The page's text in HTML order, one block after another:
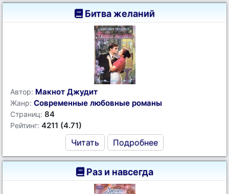
Битва желаний
Автор: Макнот Джудит
Жанр: Современные любовные романы
Страниц: 84
Рейтинг: 4211 (4.71)
Читать Подробнее
Раз и навсегда